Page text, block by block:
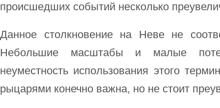
происшедших событий несколько
Данное столкновение на Неве не
Небольшие масштабы и малые
неуместность использования этого
рыцарями конечно важна, но не стоит